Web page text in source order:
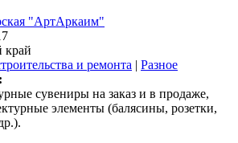
"АртАркаим"
край
и ремонта | Разное
сувениры на заказ и в продаже,
элементы (балясины, розетки,